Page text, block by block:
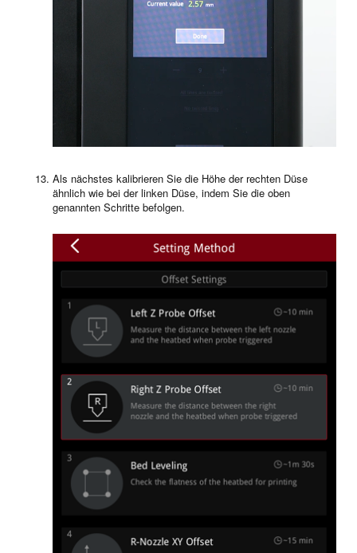
Als nächstes kalibrieren Sie die Höhe der rechten Düse
ähnlich wie bei der linken Düse, indem Sie die oben
genannten Schritte befolgen.